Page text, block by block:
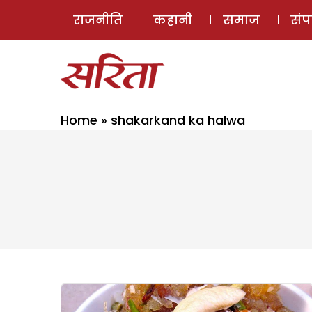
राजनीति कहानी समाज
Home » shakarkand ka halwa